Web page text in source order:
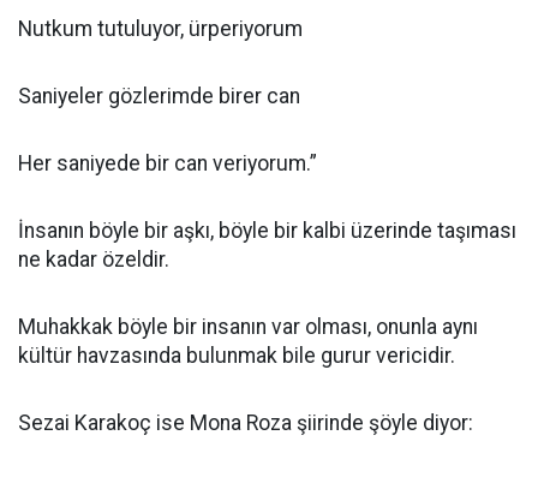
Nutkum tutuluyor, ürperiyorum
Saniyeler gözlerimde birer can
Her saniyede bir can veriyorum.”
İnsanın böyle bir aşkı, böyle bir kalbi üzerinde taşıması
ne kadar özeldir.
Muhakkak böyle bir insanın var olması, onunla aynı
kültür havzasında bulunmak bile gurur vericidir.
Sezai Karakoç ise Mona Roza şiirinde şöyle diyor: